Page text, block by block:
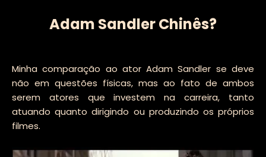
Adam Sandler Chinês?
Minha comparação ao ator Adam Sandler se deve
não em questões físicas, mas ao fato de ambos
serem atores que investem na carreira, tanto
atuando quanto dirigindo ou produzindo os próprios
filmes.